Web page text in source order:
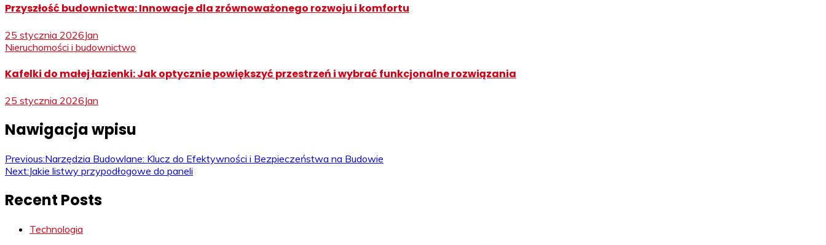
Przyszłość budownictwa: Innowacje dla zrównoważonego rozwoju i komfortu
25 stycznia 2026Jan
Nieruchomości i budownictwo
Kafelki do małej łazienki: Jak optycznie powiększyć przestrzeń i wybrać funkcjonalne rozwiązania
25 stycznia 2026Jan
Nawigacja wpisu
Previous:Narzędzia Budowlane: Klucz do Efektywności i Bezpieczeństwa na Budowie
Next:Jakie listwy przypodłogowe do paneli
Recent Posts
Technologia